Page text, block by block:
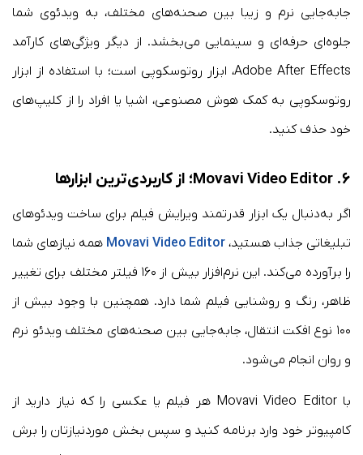
جابه‌جایی نرم و زیبا بین صحنه‌های مختلف، به ویدئوی شما
جلوه‌‌ای حرفه‌ای و سینمایی می‌بخشد. از دیگر ویژگی‌های کارآمد
Adobe After Effects، ابزار روتوسکوپی است؛ با استفاده از ابزار
روتوسکوپی به کمک هوش مصنوعی، اشیا یا افراد را از کلیپ‌های
خود حذف کنید.
۶. Movavi Video Editor؛ از کاربردی‌ترین ابزارها
اگر به‌دنبال یک ابزار قدرتمند ویرایش فیلم برای ساخت ویدئوهای
تبلیغاتی جذاب هستید،Movavi Video Editor همه نیازهای شما
را برآورده می‌کند. این نرم‌افزار بیش از ۱۶۰ فیلتر مختلف برای تغییر
ظاهر، رنگ و روشنایی فیلم شما دارد. همچنین با وجود بیش از
۱۰۰ نوع افکت انتقال، جابه‌جایی بین صحنه‌های مختلف ویدئو نرم
و روان انجام می‌شود.
با Movavi Video Editor هر فیلم یا عکسی را که نیاز دارید از
کامپیوتر خود وارد برنامه کنید و سپس بخش موردنیازتان را برش